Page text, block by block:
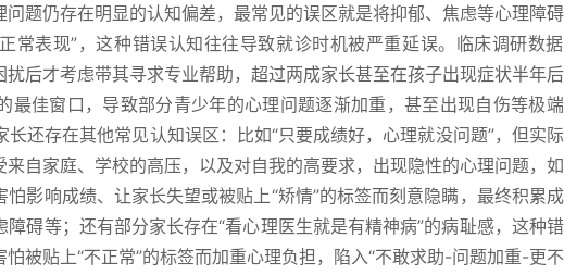
题仍存在明显的认知偏差，最常见的误区就是将抑郁、焦虑等心理障
常表现”，这种错误认知往往导致就诊时机被严重延误。临床调研数
后才考虑带其寻求专业帮助，超过两成家长甚至在孩子出现症状半年
最佳窗口，导致部分青少年的心理问题逐渐加重，甚至出现自伤等极
长还存在其他常见认知误区：比如“只要成绩好，心理就没问题”，但实
自家庭、学校的高压，以及对自我的高要求，出现隐性的心理问题，
影响成绩、让家长失望或被贴上“矫情”的标签而刻意隐瞒，最终积累
碍等；还有部分家长存在“看心理医生就是有精神病”的病耻感，这种
被贴上“不正常”的标签而加重心理负担，陷入“不敢求助-问题加重-更